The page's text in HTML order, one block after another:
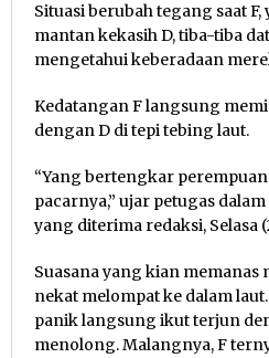
Situasi berubah tegang saat
mantan kekasih D, tiba-tiba
mengetahui keberadaan
Kedatangan F langsung
dengan D di tepi tebing laut.
“Yang bertengkar
pacarnya,” ujar petugas
yang diterima redaksi, Selasa
Suasana yang kian memanas
nekat melompat ke dalam
panik langsung ikut terjun
menolong. Malangnya, F